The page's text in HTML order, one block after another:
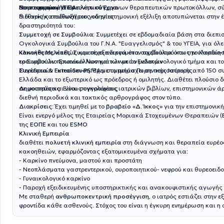
Νοσοκομείου ΥΓΕΙΑ
στην εφαρμογή των πλέον σύγχρονων θεραπευτικών πρωτοκόλλων,
διεθνείς κατευθυντήριες οδηγίες
Επιστημονικό & Ερευνητικό Έργο
Η διαρκής επιδίωξή του για επιστημονική εξέλιξη αποτυπώνεται στην
δραστηριότητά του:
Συμμετοχή σε Συμβούλια: Συμμετέχει σε εβδομαδιαία βάση στα
Ογκολογικά Συμβούλια του Γ.Ν.Α. "Ευαγγελισμός" & του ΥΓΕΙΑ, για όλες τις
κακοήθειες, καθώς και σε εξειδικευμένα συμβούλια όπως το
το Συμβούλιο Σπανίων Νοσημάτων με το Ενδοκρινολογικό τμήμα και
Θεραπειών Lutecium-PSMA με το τμήμα Πυρηνικής Ιατρικής.
Κλινικές Μελέτες:Συμμετέχει ενεργά στον σχεδιασμό και την
ερευνητικών πρωτοκόλλων και κλινικών μελετών
Συνέδρια & Εκπαίδευση:Έχει συμμετάσχει σε περισσότερα από 150
Ελλάδα και το εξωτερικό ως πρόεδρος ή ομιλητής. Διαθέτει πλούσιο
σε φοιτητές και νέους ογκολόγους
Δημοσιεύσεις:Είναι συγγραφέας ιατρικών βιβλίων, επιστημονικών
διεθνή περιοδικά και τακτικός αρθρογράφος στον τύπο.
Διακρίσεις:Έχει τιμηθεί με το βραβείο «Δ. Ίκκος» για την
Είναι ενεργό μέλος της Εταιρείας Μοριακά Στοχευμένων Θεραπειών (
της ΕΟΠΕ και του ESMO
Κλινική Εμπειρία
διαθέτει πολυετή κλινική εμπειρία στη διάγνωση και θεραπεία
κακοηθειών, εφαρμόζοντας εξατομικευμένα σχήματα για:
- Καρκίνο πνεύμονα, μαστού και προστάτη
- Νεοπλάσματα γαστρεντερικού, ουροποιητικού- νεφρού και
- Γυναικολογικό καρκίνο
- Παροχή εξειδικευμένης υποστηρικτικής και ανακουφιστικής αγωγής
Με σταθερή ανθρωποκεντρική προσέγγιση, ο ιατρός εστιάζει στην
φροντίδα κάθε ασθενούς. Στόχος του είναι η έγκυρη ενημέρωση και η